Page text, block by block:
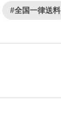
#全国一律送料